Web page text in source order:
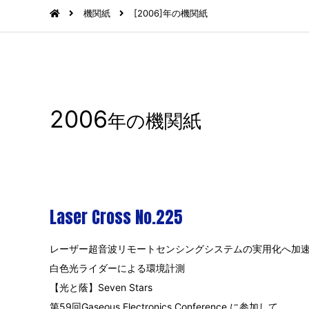
機関紙 [2006]年の機関紙
2006年の機関紙
Laser Cross No.225
レーザー超音波リモートセンシングシステムの実用化へ加
白色光ライダーによる環境計測
【光と蔭】Seven Stars